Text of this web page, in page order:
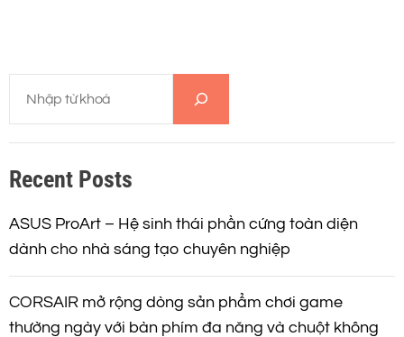
m
i
m
Recent Posts
ASUS ProArt – Hệ sinh thái phần cứng toàn diện
dành cho nhà sáng tạo chuyên nghiệp
CORSAIR mở rộng dòng sản phẩm chơi game
thường ngày với bàn phím đa năng và chuột không